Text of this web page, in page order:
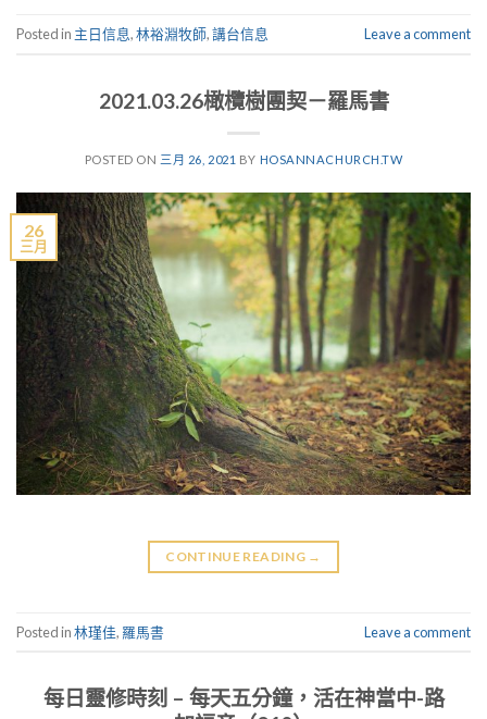
Posted in 主日信息,林裕淵牧師,講台信息 Leave a comment
2021.03.26橄欖樹團契－羅馬書
POSTED ON 三月 26, 2021 BY HOSANNACHURCH.TW
26
三月
CONTINUE READING →
Posted in林瑾佳, 羅馬書 Leave a comment
每日靈修時刻 – 每天五分鐘，活在神當中-路